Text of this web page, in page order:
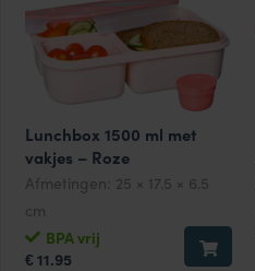
Lunchbox 1500 ml met
vakjes – Roze
Afmetingen: 25 × 17.5 × 6.5
cm
BPA vrij
€ 11.95